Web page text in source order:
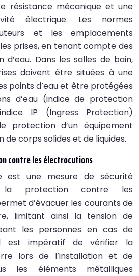
résistance mécanique et une
électrique. Les normes
et les emplacements
prises, en tenant compte des
d’eau. Dans les salles de bain,
doivent être situées à une
points d’eau et être protégées
d’eau (indice de protection
IP (Ingress Protection)
protection d’un équipement
corps solides et de liquides.
contre les électrocutions
une mesure de sécurité
la protection contre les
d’évacuer les courants de
limitant ainsi la tension de
les personnes en cas de
est impératif de vérifier la
lors de l’installation et de
les éléments métalliques